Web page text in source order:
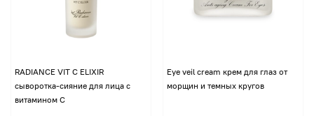
RADIANCE VIT C ELIXIR
сыворотка-сияние для лица с
витамином С
Eye veil cream крем для глаз от
морщин и темных кругов